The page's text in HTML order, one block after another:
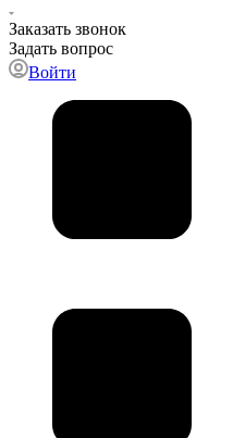
Заказать звонок
Задать вопрос
Войти